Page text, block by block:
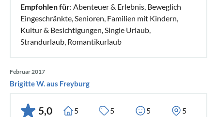
Empfohlen für: Abenteuer & Erlebnis, Beweglich
Eingeschränkte, Senioren, Familien mit Kindern,
Kultur & Besichtigungen, Single Urlaub,
Strandurlaub, Romantikurlaub
Februar 2017
Brigitte W. aus Freyburg
5,0 5 5 5 5